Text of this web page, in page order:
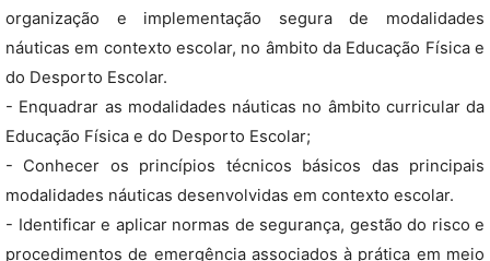
organização e implementação segura de modalidades
náuticas em contexto escolar, no âmbito da Educação Física e
do Desporto Escolar.
- Enquadrar as modalidades náuticas no âmbito curricular da
Educação Física e do Desporto Escolar;
- Conhecer os princípios técnicos básicos das principais
modalidades náuticas desenvolvidas em contexto escolar.
- Identificar e aplicar normas de segurança, gestão do risco e
procedimentos de emergência associados à prática em meio